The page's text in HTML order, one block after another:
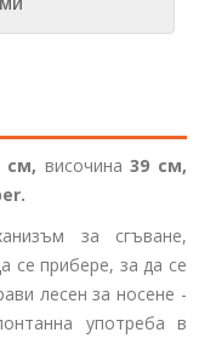
см, височина39 см,
за сгъване,
се прибере, за да се
лесен за носене -
употреба в